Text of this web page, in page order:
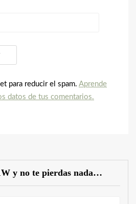
para reducir el spam. Aprende
datos de tus comentarios.
y no te pierdas nada…